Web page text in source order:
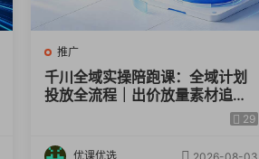
推广
千川全域实操陪跑课：全域计划
投放全流程｜出价放量素材追投
｜AI做视频数据选品全套落地教29
优课优选